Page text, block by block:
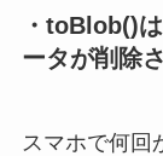
・toBlob()
ータが削除
スマホで何回